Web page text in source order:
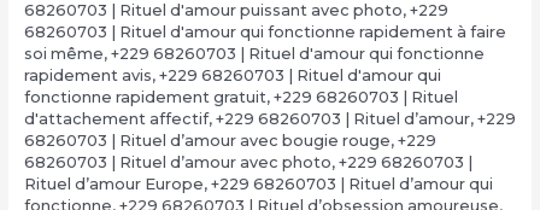
68260703 | Rituel d'amour puissant avec photo, +229
68260703 | Rituel d'amour qui fonctionne rapidement à faire
soi même, +229 68260703 | Rituel d'amour qui fonctionne
rapidement avis, +229 68260703 | Rituel d'amour qui
fonctionne rapidement gratuit, +229 68260703 | Rituel
d'attachement affectif, +229 68260703 | Rituel d’amour, +229
68260703 | Rituel d’amour avec bougie rouge, +229
68260703 | Rituel d’amour avec photo, +229 68260703 |
Rituel d’amour Europe, +229 68260703 | Rituel d’amour qui
fonctionne, +229 68260703 | Rituel d’obsession amoureuse,